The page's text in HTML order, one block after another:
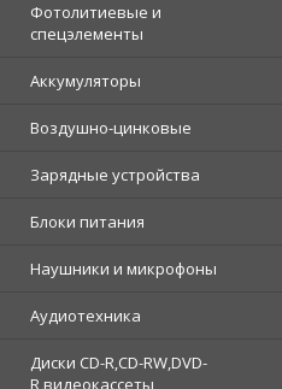
Фотолитиевые и
спецэлементы
Аккумуляторы
Воздушно-цинковые
Зарядные устройства
Блоки питания
Наушники и микрофоны
Аудиотехника
Диски CD-R,CD-RW,DVD-
R,видеокассеты